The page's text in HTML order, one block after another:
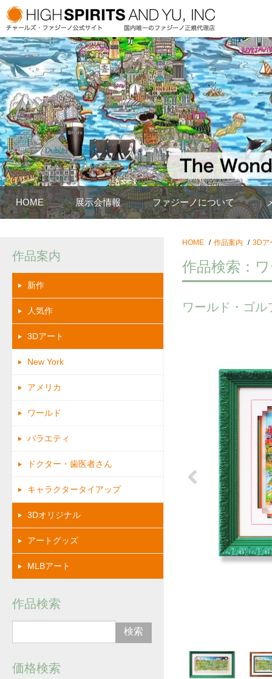
HOME 展示会情報 ファジーノについて
HOME 作品案内 3Dア
作品検索：
ワールド・ゴル
作品案内
新作
人気作
3Dアート
New York
アメリカ
ワールド
バラエティ
ドクター・歯医者さん
キャラクタータイアップ
3Dオリジナル
アートグッズ
MLBアート
作品検索
価格検索